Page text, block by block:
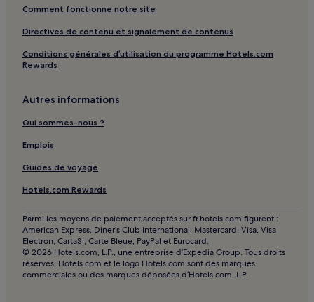
Serra-Di-Ferro : hôtels
Olmeto : hôtels Hôtels avec parking
Olmeto : hôtels Hôtels acceptant les animaux de compagnie
Olmeto : hôtels
Zonza : hôtels Hôtels avec parking
Zonza : hôtels Hôtels de luxe
Corse : hôtels Hôtels avec parking
Corse : hôtels Hôtels acceptant les animaux de compagnie
Corse : hôtels Hôtels d’affaires
Comment fonctionne notre site
Directives de contenu et signalement de contenus
Conditions générales d’utilisation du programme Hotels.com
Rewards
Autres informations
Qui sommes-nous ?
Emplois
Guides de voyage
Hotels.com Rewards
Parmi les moyens de paiement acceptés sur fr.hotels.com figurent :
American Express, Diner’s Club International, Mastercard, Visa, Visa
Electron, CartaSi, Carte Bleue, PayPal et Eurocard.
© 2026 Hotels.com, L.P., une entreprise d’Expedia Group. Tous droits
réservés. Hotels.com et le logo Hotels.com sont des marques
commerciales ou des marques déposées d’Hotels.com, L.P.